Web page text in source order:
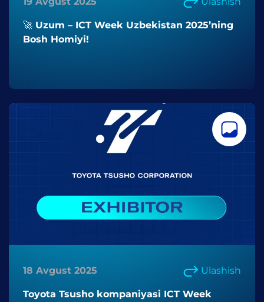
🚀 Uzum – ICT Week Uzbekistan 2025’ning
Bosh Homiyi!
18 Avgust 2025 Ulashish
Toyota Tsusho kompaniyasi ICT Week